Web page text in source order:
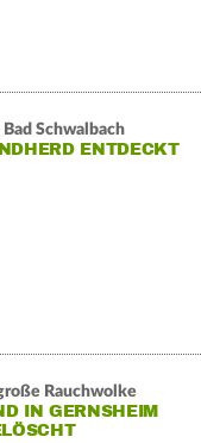
Schwalbach
ENTDECKT
Rauchwolke
IN GERNSHEIM E